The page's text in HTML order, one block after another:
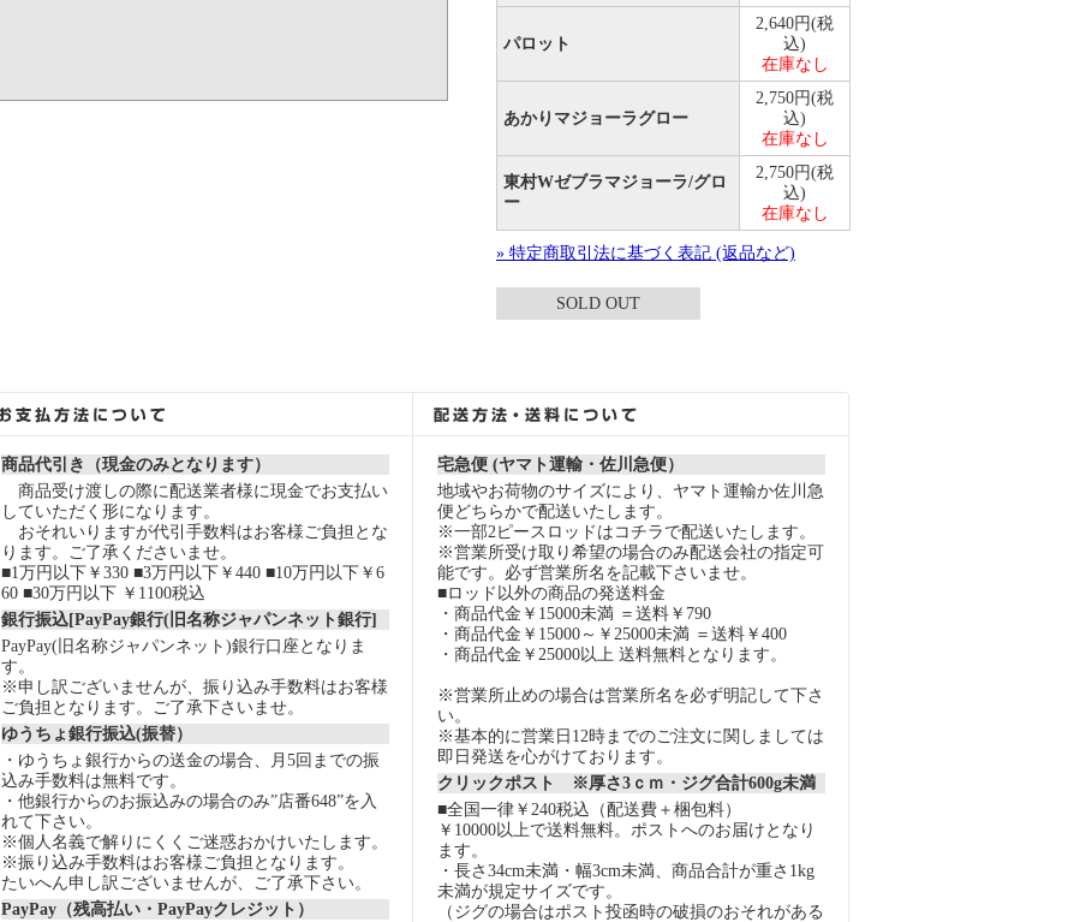
パロット
2,640円(税
込)
在庫なし
あかりマジョーラグロー
2,750円(税
込)
在庫なし
東村Wゼブラマジョーラ/グロ
ー
2,750円(税
込)
在庫なし
» 特定商取引法に基づく表記 (返品など)
SOLD OUT
商品代引き（現金のみとなります）
商品受け渡しの際に配送業者様に現金でお支払い
していただく形になります。
おそれいりますが代引手数料はお客様ご負担とな
ります。ご了承くださいませ。
■1万円以下￥330 ■3万円以下￥440 ■10万円以下￥6
60 ■30万円以下 ￥1100税込
銀行振込[PayPay銀行(旧名称ジャパンネット銀行]
PayPay(旧名称ジャパンネット)銀行口座となりま
す。
※申し訳ございませんが、振り込み手数料はお客様
ご負担となります。ご了承下さいませ。
ゆうちょ銀行振込(振替）
・ゆうちょ銀行からの送金の場合、月5回までの振
込み手数料は無料です。
・他銀行からのお振込みの場合のみ”店番648”を入
れて下さい。
※個人名義で解りにくくご迷惑おかけいたします。
※振り込み手数料はお客様ご負担となります。
たいへん申し訳ございませんが、ご了承下さい。
PayPay（残高払い・PayPayクレジット）
宅急便 (ヤマト運輸・佐川急便）
地域やお荷物のサイズにより、ヤマト運輸か佐川急
便どちらかで配送いたします。
※一部2ピースロッドはコチラで配送いたします。
※営業所受け取り希望の場合のみ配送会社の指定可
能です。必ず営業所名を記載下さいませ。
■ロッド以外の商品の発送料金
・商品代金￥15000未満 ＝送料￥790
・商品代金￥15000～￥25000未満 ＝送料￥400
・商品代金￥25000以上 送料無料となります。
※営業所止めの場合は営業所名を必ず明記して下さ
い。
※基本的に営業日12時までのご注文に関しましては
即日発送を心がけております。
クリックポスト ※厚さ3ｃｍ・ジグ合計600g未満
■全国一律￥240税込（配送費＋梱包料）
￥10000以上で送料無料。ポストへのお届けとなり
ます。
・長さ34cm未満・幅3cm未満、商品合計が重さ1kg
未満が規定サイズです。
（ジグの場合はポスト投函時の破損のおそれがある